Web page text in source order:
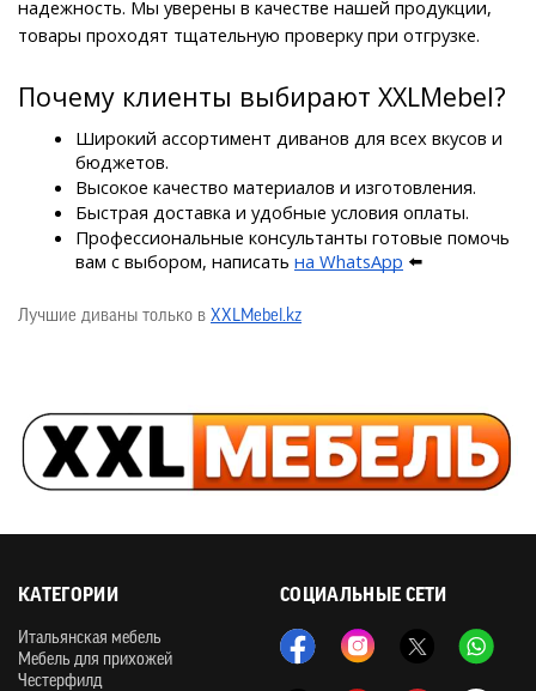
надежность. Мы уверены в качестве нашей продукции,
товары проходят тщательную проверку при отгрузке.
Почему клиенты выбирают XXLMebel?
Широкий ассортимент диванов для всех вкусов и
бюджетов.
Высокое качество материалов и изготовления.
Быстрая доставка и удобные условия оплаты.
Профессиональные консультанты готовые помочь
вам с выбором, написать на WhatsApp ⬅️
Лучшие диваны только в XXLMebel.kz
СОЦИАЛЬНЫЕ СЕТИ
КАТЕГОРИИ
Итальянская мебель
Мебель для прихожей
Честерфилд